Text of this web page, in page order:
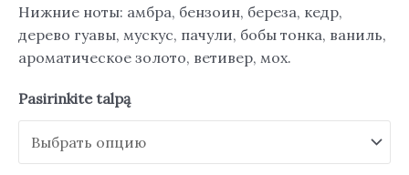
Нижние ноты: амбра, бензоин, береза, кедр,
дерево гуавы, мускус, пачули, бобы тонка, ваниль,
ароматическое золото, ветивер, мох.
Pasirinkite talpą